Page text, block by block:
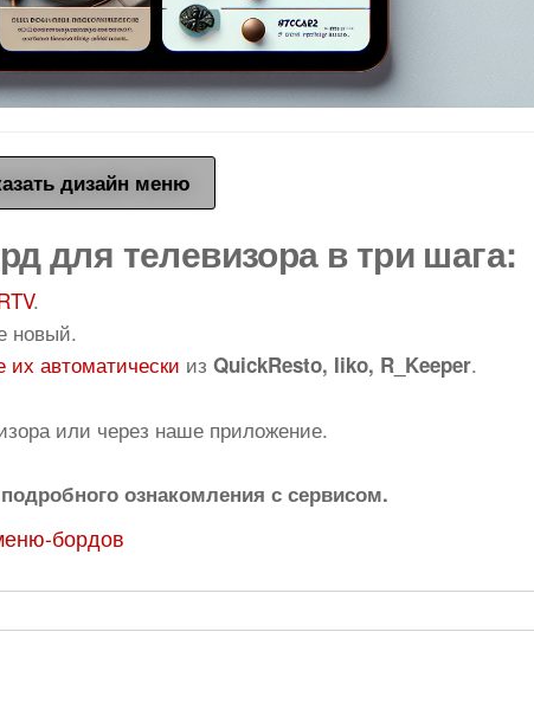
дизайн меню
для телевизора в три шага:
.
новый.
их автоматически из QuickResto, Iiko, R_Keeper.
или через наше приложение.
ознакомления с сервисом.
бордов